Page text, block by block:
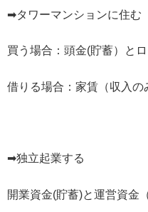
➡タワーマンションに住む
買う場合：頭金(貯蓄）とロ
借りる場合：家賃（収入の
➡独立起業する
開業資金(貯蓄)と運営資金